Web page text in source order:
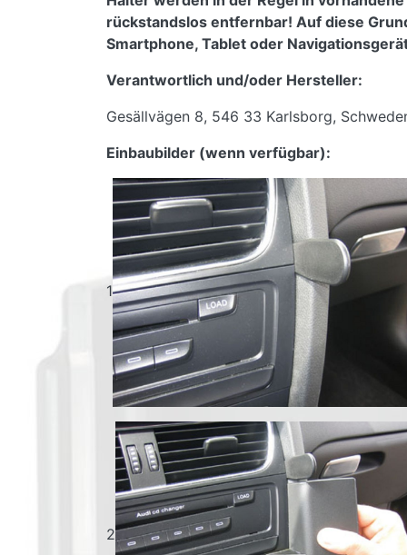
rückstandslos entfernbar! Auf diese
Smartphone, Tablet oder
Verantwortlich und/oder Hersteller:
Gesällvägen 8, 546 33 Karlsborg,
Einbaubilder (wenn verfügbar):
1
2